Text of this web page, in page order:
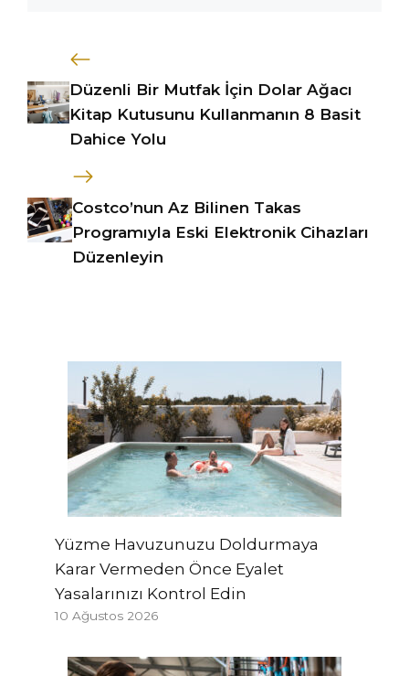
Düzenli Bir Mutfak İçin Dolar Ağacı
Kitap Kutusunu Kullanmanın 8 Basit
Dahice Yolu
Costco’nun Az Bilinen Takas
Programıyla Eski Elektronik Cihazları
Düzenleyin
Yüzme Havuzunuzu Doldurmaya
Karar Vermeden Önce Eyalet
Yasalarınızı Kontrol Edin
10 Ağustos 2026